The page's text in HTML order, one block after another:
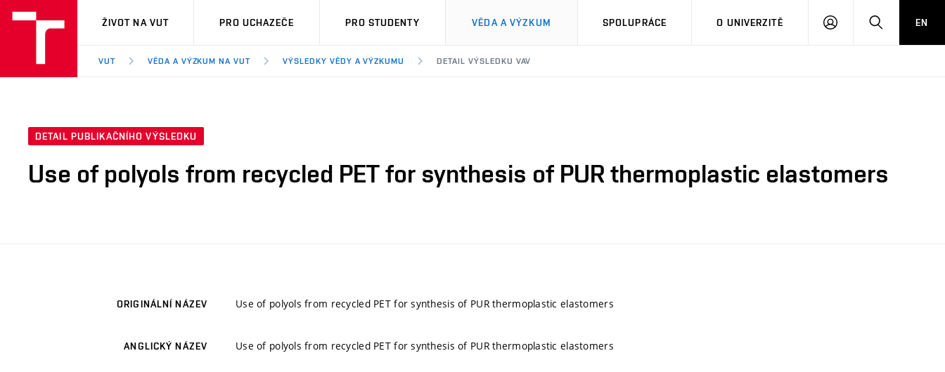
VUT
ŽIVOT NA VUT PRO UCHAZEČE PRO STUDENTY VĚDA A VÝZKUM SPOLUPRÁCE O UNIVERZITĚ
PŘIHLÁSIT HLEDATEN
VUT VĚDA A VÝZKUM NA VUT VÝSLEDKY VĚDY A VÝZKUMU DETAIL VÝSLEDKU VAV
DETAIL PUBLIKAČNÍHO VÝSLEDKU
Use of polyols from recycled PET for synthesis of PUR thermoplastic elastomers
ORIGINÁLNÍ NÁZEV Use of polyols from recycled PET for synthesis of PUR thermoplastic elastomers
ANGLICKÝ NÁZEV Use of polyols from recycled PET for synthesis of PUR thermoplastic elastomers